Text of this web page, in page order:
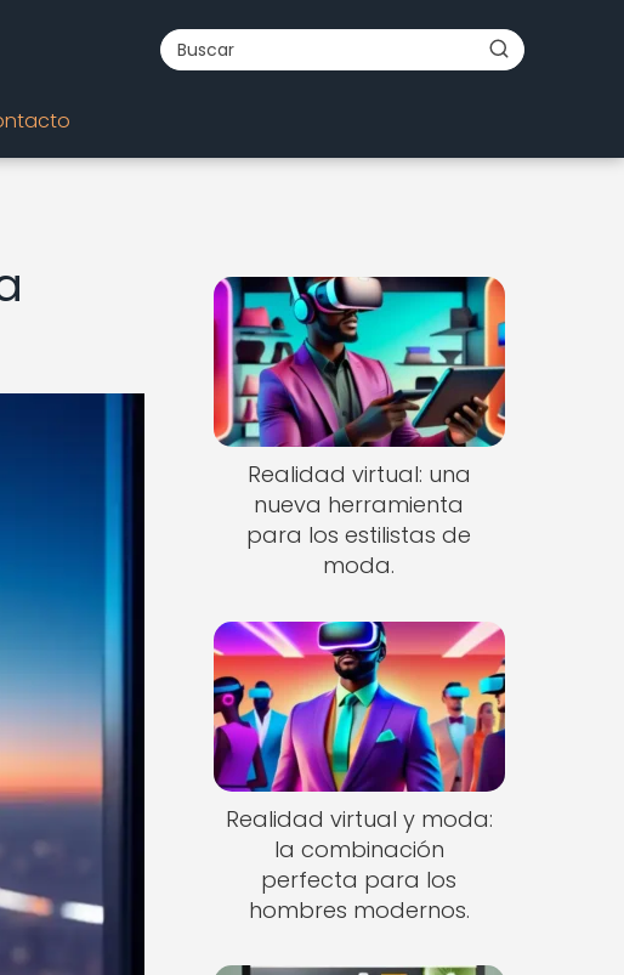
Realidad virtual: una
nueva herramienta
para los estilistas de
moda.
Realidad virtual y moda:
la combinación
perfecta para los
hombres modernos.